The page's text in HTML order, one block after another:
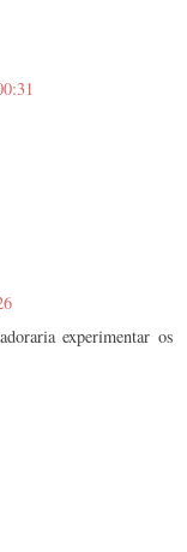
experimentar os